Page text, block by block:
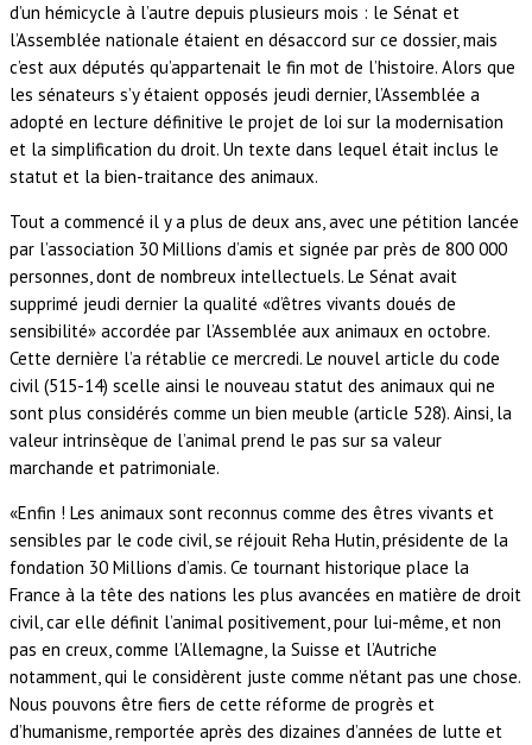
d’un hémicycle à l’autre depuis plusieurs mois : le Sénat et
l’Assemblée nationale étaient en désaccord sur ce dossier, mais
c’est aux députés qu’appartenait le fin mot de l’histoire. Alors que
les sénateurs s’y étaient opposés jeudi dernier, l’Assemblée a
adopté en lecture définitive le projet de loi sur la modernisation
et la simplification du droit. Un texte dans lequel était inclus le
statut et la bien-traitance des animaux.
Tout a commencé il y a plus de deux ans, avec une pétition lancée
par l’association 30 Millions d’amis et signée par près de 800 000
personnes, dont de nombreux intellectuels. Le Sénat avait
supprimé jeudi dernier la qualité «d’êtres vivants doués de
sensibilité» accordée par l’Assemblée aux animaux en octobre.
Cette dernière l’a rétablie ce mercredi. Le nouvel article du code
civil (515-14) scelle ainsi le nouveau statut des animaux qui ne
sont plus considérés comme un bien meuble (article 528). Ainsi, la
valeur intrinsèque de l’animal prend le pas sur sa valeur
marchande et patrimoniale.
«Enfin ! Les animaux sont reconnus comme des êtres vivants et
sensibles par le code civil, se réjouit Reha Hutin, présidente de la
fondation 30 Millions d’amis. Ce tournant historique place la
France à la tête des nations les plus avancées en matière de droit
civil, car elle définit l’animal positivement, pour lui-même, et non
pas en creux, comme l’Allemagne, la Suisse et l’Autriche
notamment, qui le considèrent juste comme n’étant pas une chose.
Nous pouvons être fiers de cette réforme de progrès et
d’humanisme, remportée après des dizaines d’années de lutte et